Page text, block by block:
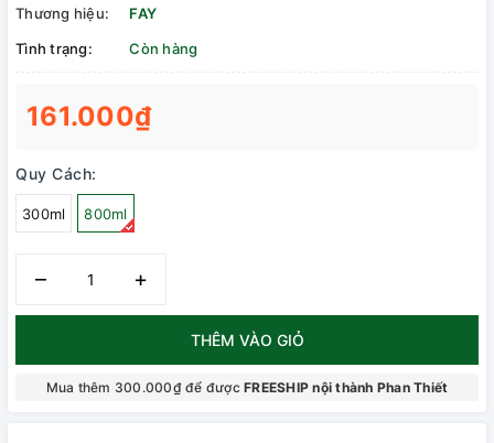
Thương hiệu:
FAY
Tình trạng:
Còn hàng
161.000₫
Quy Cách:
300ml 800ml
– +
THÊM VÀO GIỎ
Mua thêm 300.000₫ để đượcFREESHIP nội thành Phan Thiết